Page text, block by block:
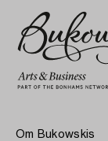
Om Bukowskis